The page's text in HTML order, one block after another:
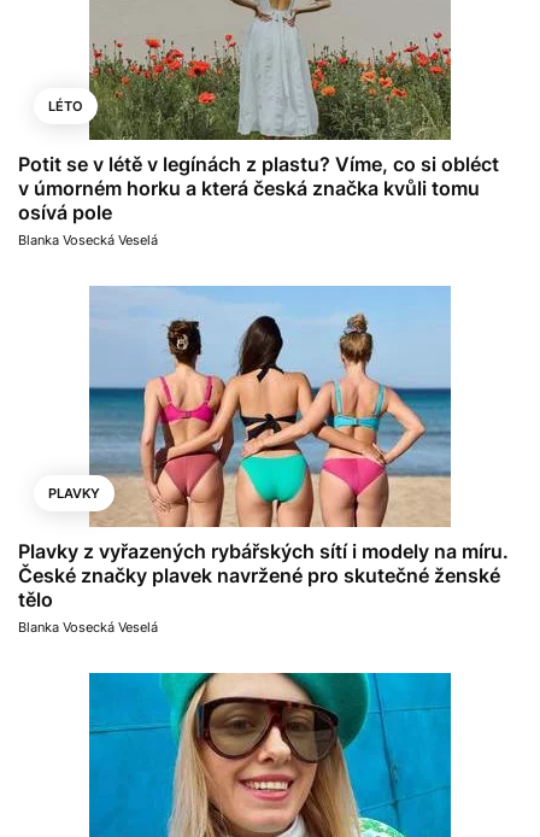
LÉTO
Potit se v létě v legínách z plastu? Víme, co si obléct
v úmorném horku a která česká značka kvůli tomu
osívá pole
Blanka Vosecká Veselá
PLAVKY
Plavky z vyřazených rybářských sítí i modely na míru.
České značky plavek navržené pro skutečné ženské
tělo
Blanka Vosecká Veselá